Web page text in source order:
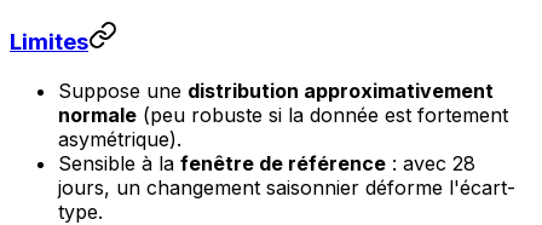
Limites
Suppose une distribution approximativement
normale (peu robuste si la donnée est fortement
asymétrique).
Sensible à la fenêtre de référence : avec 28
jours, un changement saisonnier déforme l'écart-
type.